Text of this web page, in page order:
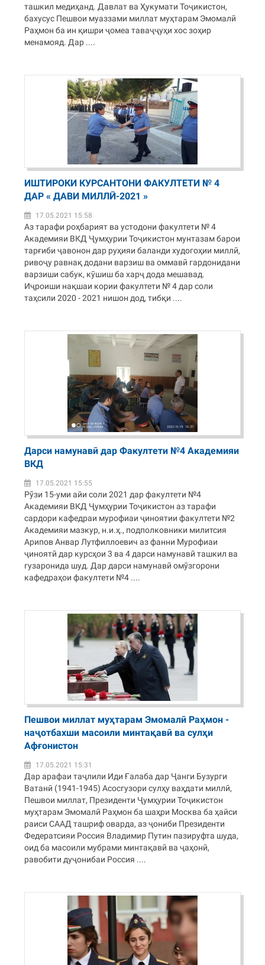
ташкил медиҳанд. Давлат ва Ҳукумати Тоҷикистон,
бахусус Пешвои муаззами миллат муҳтарам Эмомалӣ
Раҳмон ба ин қишри ҷомеа таваҷҷуҳи хос зоҳир
менамояд. Дар ....
ИШТИРОКИ КУРСАНТОНИ ФАКУЛТЕТИ № 4
ДАР « ДАВИ МИЛЛӢ-2021 »
17.05.2021 15:58
Аз тарафи роҳбарият ва устодони факултети № 4
Академияи ВКД Ҷумҳурии Тоҷикистон мунтазам барои
тарғиби ҷавонон дар руҳияи баланди худогоҳии миллӣ,
ривоҷу равнақ додани варзиш ва оммавӣ гардонидани
варзиши сабук, кӯшиш ба харҷ дода мешавад.
Иҷроиши нақшаи кории факултети № 4 дар соли
таҳсили 2020 - 2021 нишон дод, тибқи ....
Дарси намунавӣ дар Факултети №4 Академияи
ВКД
17.05.2021 15:55
Рӯзи 15-уми айи соли 2021 дар факултети №4
Академияи ВКД Ҷумҳурии Тоҷикистон аз тарафи
сардори кафедраи мурофиаи ҷиноятии факултети №2
Академияи мазкур, н.и.ҳ., подполковники милитсия
Арипов Анвар Лутфиллоевич аз фанни Мурофиаи
ҷиноятӣ дар курсҳои 3 ва 4 дарси намунавӣ ташкил ва
гузаронида шуд. Дар дарси намунавӣ омӯзгорони
кафедраҳои факултети №4 ....
Пешвои миллат муҳтарам Эмомалӣ Раҳмон -
наҷотбахши масоили минтақавӣ ва сулҳи
Афғонистон
17.05.2021 15:31
Дар арафаи таҷлили Иди Ғалаба дар Ҷанги Бузурги
Ватанӣ (1941-1945) Асосгузори сулҳу ваҳдати миллӣ,
Пешвои миллат, Президенти Ҷумҳурии Тоҷикистон
муҳтарам Эмомалӣ Раҳмон ба шаҳри Москва ба ҳайси
раиси СААД ташриф оварда, аз ҷониби Президенти
Федератсияи Россия Владимир Путин пазируфта шуда,
оид ба масоили мубрами минтақавӣ ва ҷаҳонӣ,
равобити дуҷонибаи Россия ....